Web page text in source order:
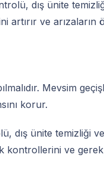
dış ünite
artırır ve arızaların
Mevsim
korur.
dış ünite temizliği
kontrollerini ve